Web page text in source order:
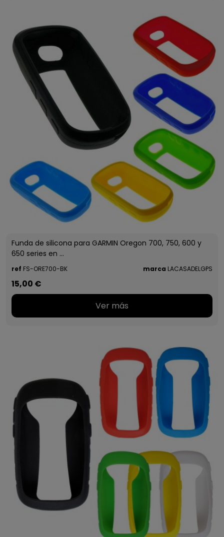
Funda de silicona para GARMIN Oregon 700, 750, 600 y
650 series en ...
ref FS-ORE700-BK marca LACASADELGPS
15,00 €
Ver más